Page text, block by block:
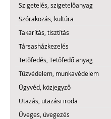
Szigetelés, szigetelőanyag
Szórakozás, kultúra
Takarítás, tisztítás
Társasházkezelés
Tetőfedés, Tetőfedő anyag
Tűzvédelem, munkavédelem
Ügyvéd, közjegyző
Utazás, utazási iroda
Üveges, üvegezés